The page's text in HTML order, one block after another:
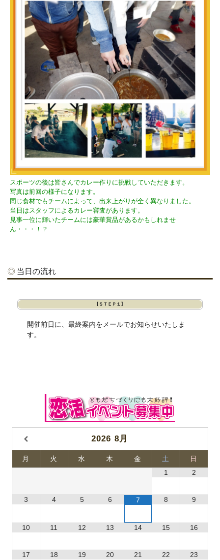
スポーツの後は皆さんでカレー作りに挑戦していただきます。
写真は前回の様子になります。
同じ食材でもチームによって、出来上がりが全く異なりました。
当日はスタッフによるカレー審査があります。
見事一位に輝いたチームには豪華賞品があるかもしれませ
ん・・・！？
当日の流れ
【ＳＴＥＰ１】
開催前日に、最終案内をメールでお知らせいたしま
す。
2026 8月
月 火 水 木 金 土
日
1
2
3 4 5 6 7 8 9
10 11 12 13 14 15 16
17 18 19 20 21 22 23